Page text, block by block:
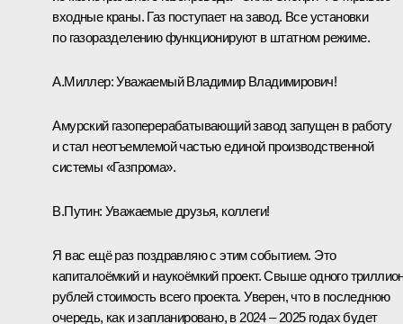
входные краны. Газ поступает на завод. Все установки
по газоразделению функционируют в штатном режиме.
А.Миллер:Уважаемый Владимир Владимирович!
Амурский газоперерабатывающий завод запущен в работу
и стал неотъемлемой частью единой производственной
системы «Газпрома».
В.Путин: Уважаемые друзья, коллеги!
Я вас ещё раз поздравляю с этим событием. Это
капиталоёмкий и наукоёмкий проект. Свыше одного
рублей стоимость всего проекта. Уверен, что в последнюю
очередь, как и запланировано, в 2024 – 2025 годах будет